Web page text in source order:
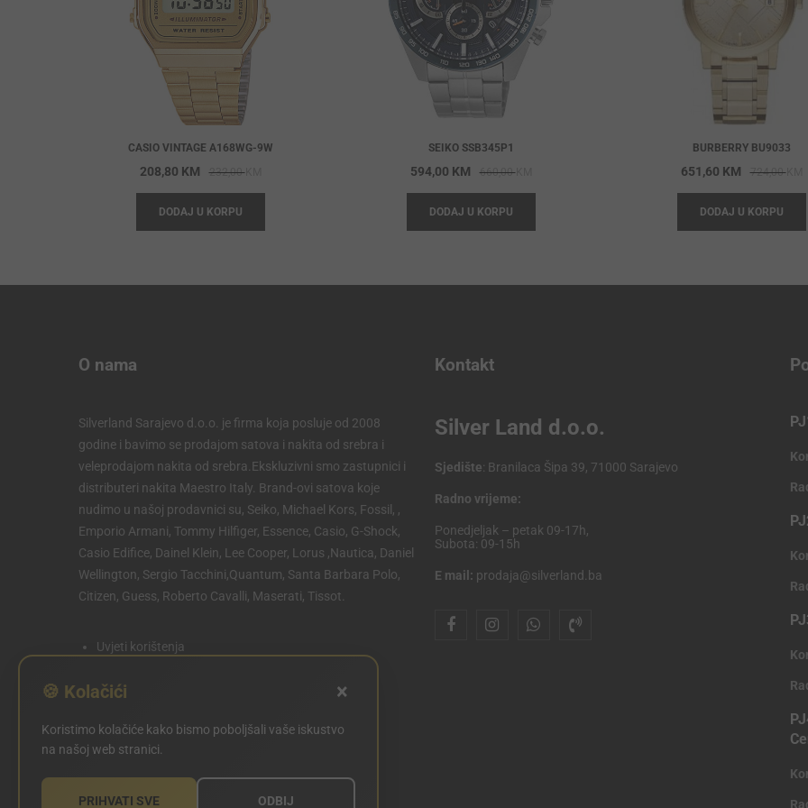
CASIO VINTAGE A168WG-9W
232,00KM
price
232,00 KM.
208,80 KM
price
208,80 KM.
DODAJ U KORPU
SEIKO SSB345P1
660,00KM
price
660,00 KM.
594,00 KM
price
594,00 KM.
DODAJ U KORPU
BURBERRY BU9033
724,00KM
651,60 KM
DODAJ U KORPU
O nama
Silverland Sarajevo d.o.o. je firma koja posluje od 2008
godine i bavimo se prodajom satova i nakita od srebra i
veleprodajom nakita od srebra.Ekskluzivni smo zastupnici i
distributeri nakita Maestro Italy. Brand-ovi satova koje
nudimo u našoj prodavnici su, Seiko, Michael Kors, Fossil, ,
Emporio Armani, Tommy Hilfiger, Essence, Casio, G-Shock,
Casio Edifice, Dainel Klein, Lee Cooper, Lorus ,Nautica, Daniel
Wellington, Sergio Tacchini,Quantum, Santa Barbara Polo,
Citizen, Guess, Roberto Cavalli, Maserati, Tissot.
Uvjeti korištenja
Politika kolačića
POSTAVKE KOLAČIĆA
Kontakt
Silver Land d.o.o.
Sjedište: Branilaca Šipa 39, 71000 Sarajevo
Radno vrijeme:
Ponedjeljak – petak 09-17h,
Subota: 09-15h
E mail: prodaja@silverland.ba
🍪 Kolačići ×
Koristimo kolačiće kako bismo poboljšali vaše iskustvo
na našoj web stranici.
PRIHVATI SVE ODBIJ